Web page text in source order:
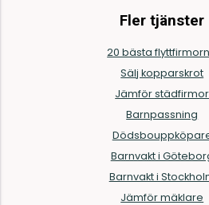
Fler tjänster
20 bästa
Sälj kopparskrot
Jämför städfirmor
Barnpassning
Barnvakt i
Barnvakt i
Jämför mäklare